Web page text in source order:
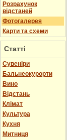
Розрахунок
відстаней
Фотогалерея
Карти та схеми
Статті
Cувеніри
Бальнеокурорти
Вино
Відстань
Клімат
Культура
Кухня
Митниця